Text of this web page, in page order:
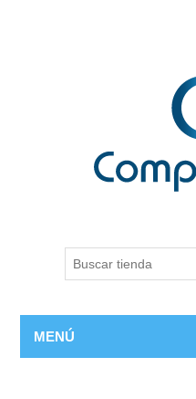
MENÚ